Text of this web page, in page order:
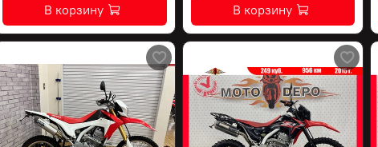
В корзину В корзину